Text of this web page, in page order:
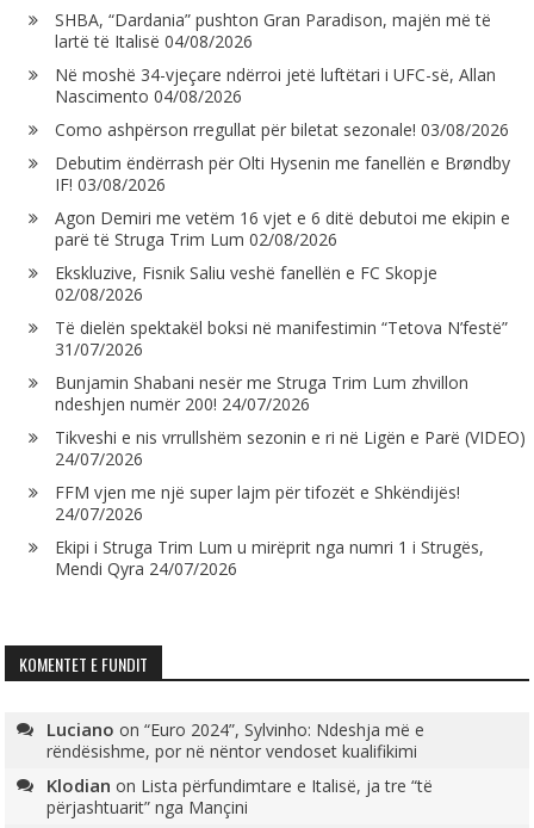
SHBA, “Dardania” pushton Gran Paradison, majën më të
lartë të Italisë 04/08/2026
Në moshë 34-vjeçare ndërroi jetë luftëtari i UFC-së, Allan
Nascimento 04/08/2026
Como ashpërson rregullat për biletat sezonale! 03/08/2026
Debutim ëndërrash për Olti Hysenin me fanellën e Brøndby
IF! 03/08/2026
Agon Demiri me vetëm 16 vjet e 6 ditë debutoi me ekipin e
parë të Struga Trim Lum 02/08/2026
Ekskluzive, Fisnik Saliu veshë fanellën e FC Skopje
02/08/2026
Të dielën spektakël boksi në manifestimin “Tetova N’festë”
31/07/2026
Bunjamin Shabani nesër me Struga Trim Lum zhvillon
ndeshjen numër 200! 24/07/2026
Tikveshi e nis vrrullshëm sezonin e ri në Ligën e Parë (VIDEO)
24/07/2026
FFM vjen me një super lajm për tifozët e Shkëndijës!
24/07/2026
Ekipi i Struga Trim Lum u mirëprit nga numri 1 i Strugës,
Mendi Qyra 24/07/2026
KOMENTET E FUNDIT
Luciano on“Euro 2024”, Sylvinho: Ndeshja më e
rëndësishme, por në nëntor vendoset kualifikimi
Klodian on Lista përfundimtare e Italisë, ja tre “të
përjashtuarit” nga Mançini